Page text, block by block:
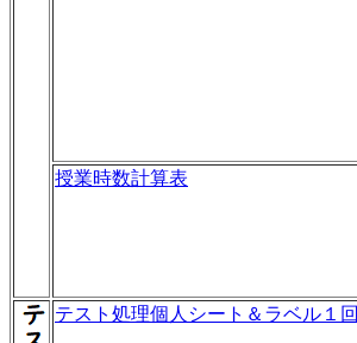
授業時数計算表
テスト処理個人シート＆ラベル１回